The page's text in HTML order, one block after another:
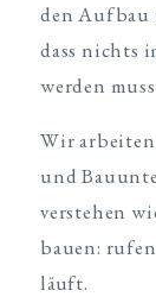
den Aufbau
dass nichts
werden
Wir
und
verstehen
bauen:
läuft.